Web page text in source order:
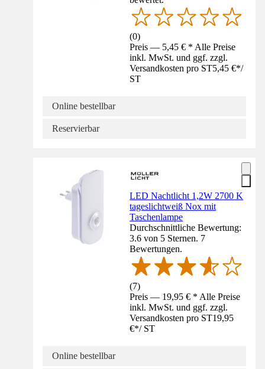
(0)
Preis — 5,45 € * Alle Preise
inkl. MwSt. und ggf. zzgl.
Versandkosten pro ST5,45 €*/
ST
Online bestellbar
Reservierbar
LED Nachtlicht 1,2W 2700 K
tageslichtweiß Nox mit
Taschenlampe
Durchschnittliche Bewertung:
3.6 von 5 Sternen. 7
Bewertungen.
(7)
Preis — 19,95 € * Alle Preise
inkl. MwSt. und ggf. zzgl.
Versandkosten pro ST19,95
€*/ ST
Online bestellbar